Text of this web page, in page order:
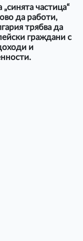
частица“
да работи,
трябва да
граждани с
и